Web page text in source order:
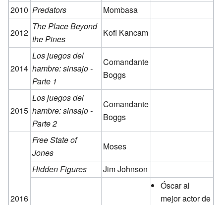
2010 Predators
Mombasa
2012
The Place Beyond
the Pines
Kofi Kancam
2014
Los juegos del
hambre: sinsajo -
Parte 1
Comandante
Boggs
2015
Los juegos del
hambre: sinsajo -
Parte 2
Comandante
Boggs
2016
Free State of
Jones
Moses
Hidden Figures
Jim Johnson
Óscar al
mejor actor de